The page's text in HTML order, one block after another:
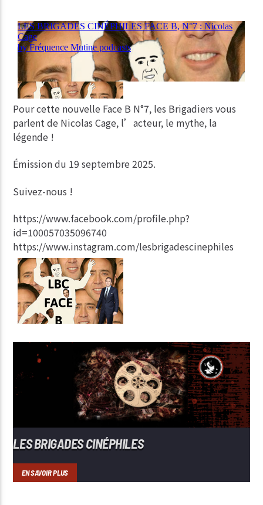
Pour cette nouvelle Face B N°7, les Brigadiers vous
parlent de Nicolas Cage, l’acteur, le mythe, la
légende !
Émission du 19 septembre 2025.
Suivez-nous !
https://www.facebook.com/profile.php?
id=100057035096740
https://www.instagram.com/lesbrigadescinephiles
LES BRIGADES CINÉPHILES
EN SAVOIR PLUS